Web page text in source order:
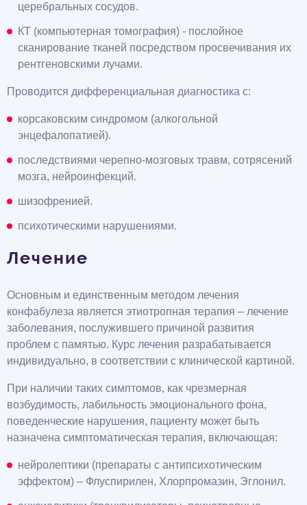
церебральных сосудов.
КТ (компьютерная томография) - послойное
сканирование тканей посредством просвечивания их
рентгеновскими лучами.
Проводится дифференциальная диагностика с:
корсаковским синдромом (алкогольной
энцефалопатией).
последствиями черепно-мозговых травм, сотрясений
мозга, нейроинфекций.
шизофренией.
психотическими нарушениями.
Лечение
Основным и единственным методом лечения
конфабулеза является этиотропная терапия – лечение
заболевания, послужившего причиной развития
проблем с памятью. Курс лечения разрабатывается
индивидуально, в соответствии с клинической картиной.
При наличии таких симптомов, как чрезмерная
возбудимость, лабильность эмоционального фона,
поведенческие нарушения, пациенту может быть
назначена симптоматическая терапия, включающая:
нейролептики (препараты с антипсихотическим
эффектом) – Флуспирилен, Хлорпромазин, Эглонил.